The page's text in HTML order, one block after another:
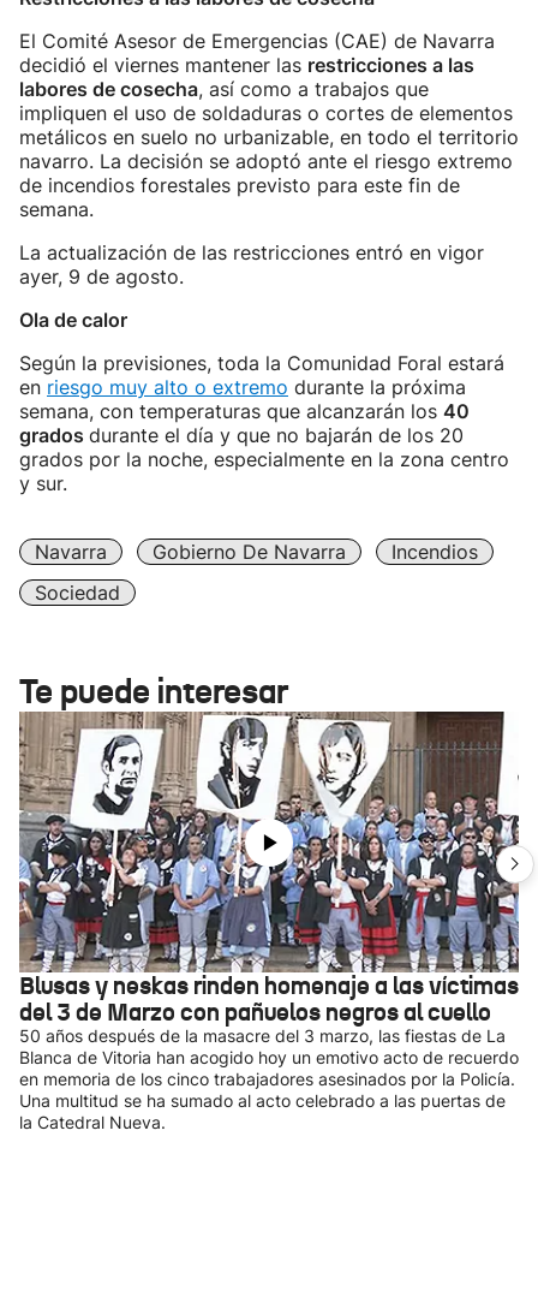
El Comité Asesor de Emergencias (CAE) de Navarra
decidió el viernes mantener las restricciones a las
labores de cosecha, así como a trabajos que
impliquen el uso de soldaduras o cortes de elementos
metálicos en suelo no urbanizable, en todo el territorio
navarro. La decisión se adoptó ante el riesgo extremo
de incendios forestales previsto para este fin de
semana.
La actualización de las restricciones entró en vigor
ayer, 9 de agosto.
Ola de calor
Según la previsiones, toda la Comunidad Foral estará
en riesgo muy alto o extremo durante la próxima
semana, con temperaturas que alcanzarán los 40
grados durante el día y que no bajarán de los 20
grados por la noche, especialmente en la zona centro
y sur.
Navarra Gobierno De Navarra
Incendios
Sociedad
Te puede interesar
Blusas y neskas rinden homenaje a las víctimas
del 3 de Marzo con pañuelos negros al cuello
50 años después de la masacre del 3 marzo, las fiestas de La
Blanca de Vitoria han acogido hoy un emotivo acto de recuerdo
en memoria de los cinco trabajadores asesinados por la Policía.
Una multitud se ha sumado al acto celebrado a las puertas de
la Catedral Nueva.